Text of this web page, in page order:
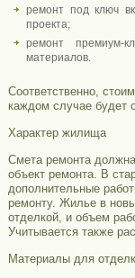
ремонт под ключ
проекта;
ремонт премиум-
материалов.
Соответственно,
каждом случае будет
Характер жилища
Смета ремонта
объект ремонта. В
дополнительные
ремонту. Жилье в
отделкой, и объем
Учитывается также
Материалы для